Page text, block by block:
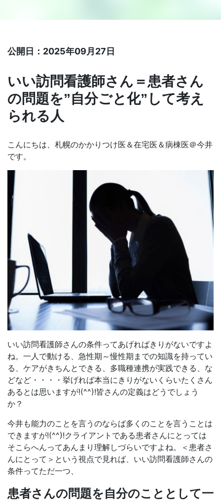
公開日：2025年09月27日
いい訪問看護師さん＝患者さん
の問題を”自分ごと化”して考え
られる人
こんにちは、札幌のかかりつけ医＆在宅医＆病棟医＠今井
です。
いい訪問看護師さんの条件ってあげればきりがないですよ
ね。一人で動ける、急性期～慢性期までの知識を持ってい
る、ケアがきちんとできる、多職種連携が実践できる、な
どなど・・・・挙げれば本当にきりがないくらいたくさん
あるとは思いますが!(^^)!皆さんの定義はどうでしょう
か？
今井も能力のことを言うのならば多くのことを言うことは
できますが!(^^)!クライアントである患者さんにとっては
そこらへんってあんまり理解しづらいですよね。＜患者さ
んにとって＞という視点で見れば、いい訪問看護師さんの
条件ってただ一つ、
患者さんの問題を自分のこととして一